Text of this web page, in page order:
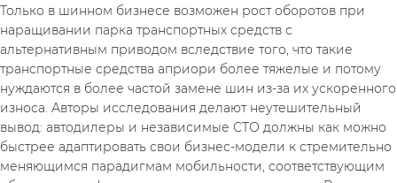
Только в шинном бизнесе возможен рост оборотов при
наращивании парка транспортных средств с
альтернативным приводом вследствие того, что такие
транспортные средства априори более тяжелые и потому
нуждаются в более частой замене шин из-за их ускоренного
износа. Авторы исследования делают неутешительный
вывод: автодилеры и независимые СТО должны как можно
быстрее адаптировать свои бизнес-модели к стремительно
меняющимся парадигмам мобильности, соответствующим